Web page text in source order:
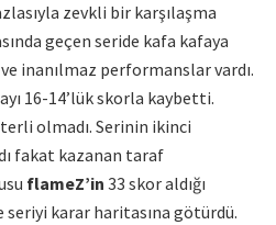
zevkli bir karşılaşma
geçen seride kafa kafaya
inanılmaz performanslar vardı.
16-14’lük skorla kaybetti.
olmadı. Serinin ikinci
fakat kazanan taraf
flameZ’in 33 skor aldığı
seriyi karar haritasına götürdü.